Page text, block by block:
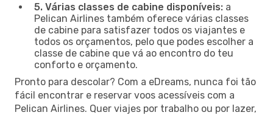
5. Várias classes de cabine disponíveis: a
Pelican Airlines também oferece várias classes
de cabine para satisfazer todos os viajantes e
todos os orçamentos, pelo que podes escolher a
classe de cabine que vá ao encontro do teu
conforto e orçamento.
Pronto para descolar? Com a eDreams, nunca foi tão
fácil encontrar e reservar voos acessíveis com a
Pelican Airlines. Quer viajes por trabalho ou por lazer,